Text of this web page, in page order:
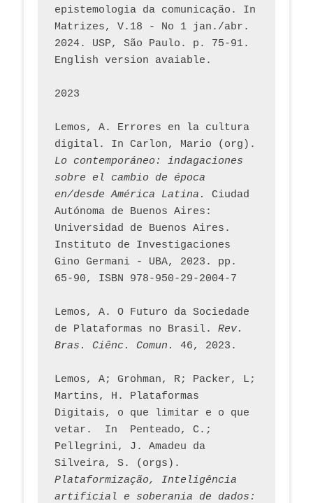
epistemologia da comunicação. In
Matrizes, V.18 - No 1 jan./abr.
2024. USP, São Paulo. p. 75-91.
English version avaiable.
2023
Lemos, A. Errores en la cultura
Lo contemporáneo: indagaciones
sobre el cambio de época
en/desde América Latina.
Ciudad
Autónoma de Buenos Aires:
Universidad de Buenos Aires.
Instituto de Investigaciones
Gino Germani - UBA, 2023. pp.
65-90, ISBN 978-950-29-2004-7
Lemos, A. O Futuro da Sociedade
de Plataformas no Brasil. Rev.
Bras. Ciênc. Comun.
Lemos, A; Grohman, R; Packer, L;
Martins, H. Plataformas
Digitais, o que limitar e o que
vetar.  In  Penteado, C.;
Pellegrini, J. Amadeu da
Plataformização, Inteligência
artificial e soberania de dados: